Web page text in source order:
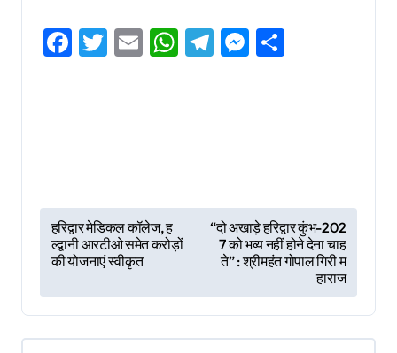
Facebook
Twitter
EmailWhatsApp
Telegram
Messenger
P
o
t
n
हरिद्वार मेडिकल कॉलेज, ह
ल्द्वानी आरटीओ समेत करोड़ों
की योजनाएं स्वीकृत
“दो अखाड़े हरिद्वार कुंभ-202
7 को भव्य नहीं होने देना चाह
ते” : श्रीमहंत गोपाल गिरी म
हाराज